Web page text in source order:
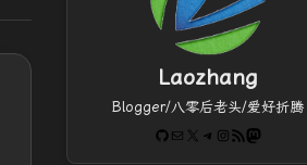
Laozhang
Blogger/八零后老头/爱好折腾
GitHub
电子邮件 X Telegram
Instagram
RSS FeedMastodon